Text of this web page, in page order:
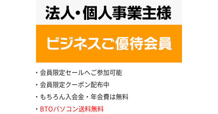
会員限定セールへご参加可能
会員限定クーポン配布中
もちろん入会金・年会費は無料
BTOパソコン送料無料